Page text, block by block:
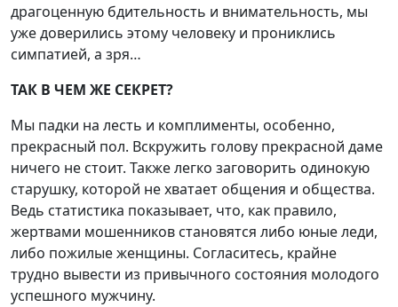
драгоценную бдительность и внимательность, мы
уже доверились этому человеку и прониклись
симпатией, а зря…
ТАК В ЧЕМ ЖЕ СЕКРЕТ?
Мы падки на лесть и комплименты, особенно,
прекрасный пол. Вскружить голову прекрасной даме
ничего не стоит. Также легко заговорить одинокую
старушку, которой не хватает общения и общества.
Ведь статистика показывает, что, как правило,
жертвами мошенников становятся либо юные леди,
либо пожилые женщины. Согласитесь, крайне
трудно вывести из привычного состояния молодого
успешного мужчину.